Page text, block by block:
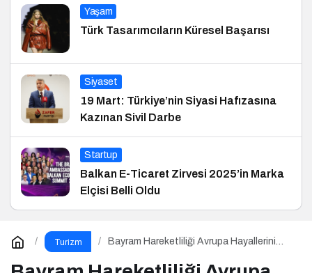
Yaşam
Türk Tasarımcıların Küresel Başarısı
Siyaset
19 Mart: Türkiye’nin Siyasi Hafızasına
Kazınan Sivil Darbe
Startup
Balkan E-Ticaret Zirvesi 2025’in Marka
Elçisi Belli Oldu
Turizm
Bayram Hareketliliği Avrupa Hayallerini